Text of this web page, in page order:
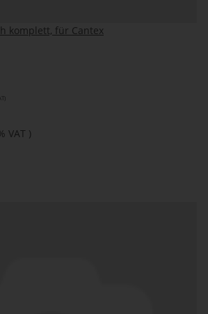
komplett, für Cantex
VAT )